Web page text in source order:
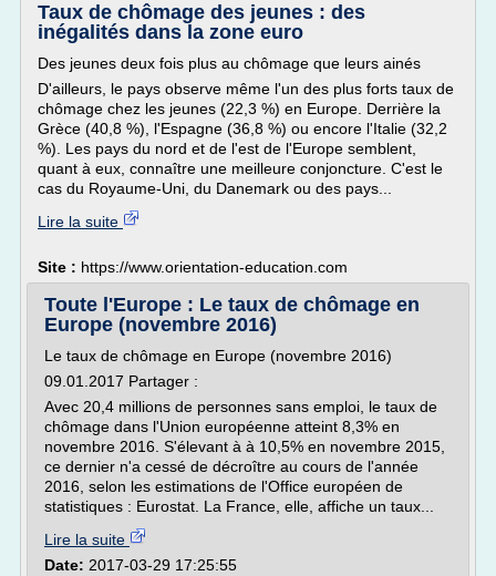
Taux de chômage des jeunes : des
inégalités dans la zone euro
Des jeunes deux fois plus au chômage que leurs ainés
D'ailleurs, le pays observe même l'un des plus forts taux de
chômage chez les jeunes (22,3 %) en Europe. Derrière la
Grèce (40,8 %), l'Espagne (36,8 %) ou encore l'Italie (32,2
%). Les pays du nord et de l'est de l'Europe semblent,
quant à eux, connaître une meilleure conjoncture. C'est le
cas du Royaume-Uni, du Danemark ou des pays...
Lire la suite
Site : https://www.orientation-education.com
Toute l'Europe : Le taux de chômage en
Europe (novembre 2016)
Le taux de chômage en Europe (novembre 2016)
09.01.2017 Partager :
Avec 20,4 millions de personnes sans emploi, le taux de
chômage dans l'Union européenne atteint 8,3% en
novembre 2016. S'élevant à à 10,5% en novembre 2015,
ce dernier n'a cessé de décroître au cours de l'année
2016, selon les estimations de l'Office européen de
statistiques : Eurostat. La France, elle, affiche un taux...
Lire la suite
Date: 2017-03-29 17:25:55